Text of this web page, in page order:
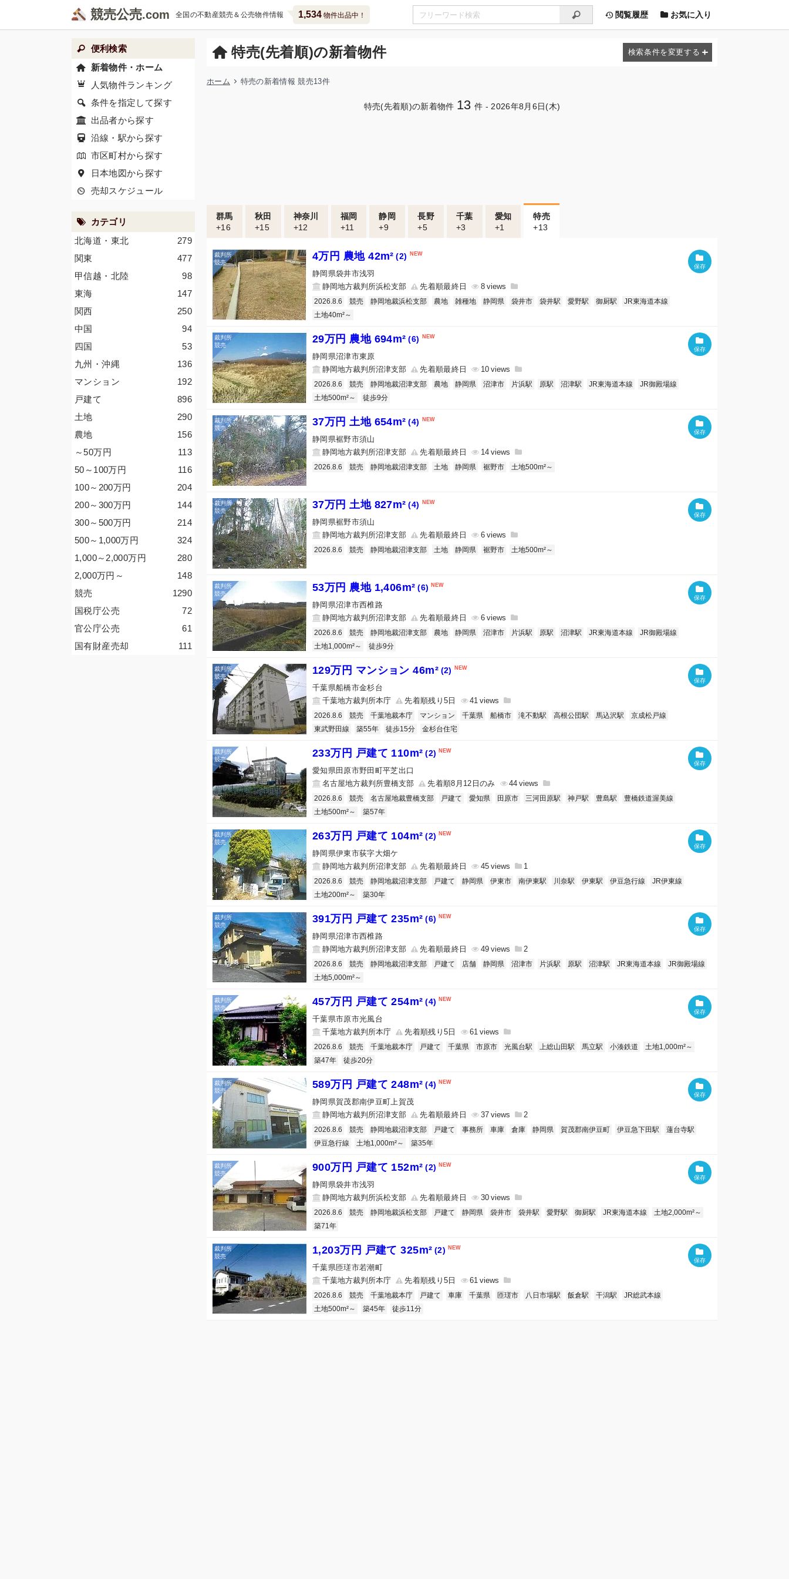
競売公売 全国の不動産競売＆公売物件情報 1,534物件出品中！ 閲覧履歴 お気に入り
特売(先着順)の新着物件
ホーム 特売の新着情報 競売13件
特売(先着順)の新着物件 13 件 -2026年8月6日(木)
群馬
+16
秋田
+15
神奈川
+12
福岡
+11
静岡
+9
長野
+5
千葉
+3
愛知
+1
特売
+13
4万円 農地 42m² (2)
静岡県袋井市浅羽
静岡地方裁判所浜松支部
先着順最終日 8
2026.8.6 競売 静岡地裁浜松支部 農地 雑種地 静岡県 袋井市 袋井駅 愛野駅 御厨駅
JR東海道本線
土地40m²～
29万円 農地 694m² (6)
静岡県沼津市東原
静岡地方裁判所沼津支部
先着順最終日 10
2026.8.6 競売 静岡地裁沼津支部 農地 静岡県 沼津市 片浜駅 原駅 沼津駅 JR東海道本線
JR御殿場線
土地500m²～
徒歩9分
37万円 土地 654m² (4)
静岡県裾野市須山
静岡地方裁判所沼津支部
先着順最終日 14
2026.8.6 競売 静岡地裁沼津支部 土地 静岡県 裾野市 土地500m²～
37万円 土地 827m² (4)
静岡県裾野市須山
静岡地方裁判所沼津支部
先着順最終日 6
2026.8.6 競売 静岡地裁沼津支部 土地 静岡県 裾野市 土地500m²～
53万円 農地 1,406m² (6)
静岡県沼津市西椎路
静岡地方裁判所沼津支部
先着順最終日 6
2026.8.6 競売 静岡地裁沼津支部 農地 静岡県 沼津市 片浜駅 原駅 沼津駅 JR東海道本線
JR御殿場線
土地1,000m²～
徒歩9分
129万円 マンション 46m² (2)
千葉県船橋市金杉台
千葉地方裁判所本庁
先着順残り5日 41
2026.8.6 競売 千葉地裁本庁 マンション 千葉県 船橋市 滝不動駅 高根公団駅 馬込沢駅
京成松戸線
東武野田線
築55年 徒歩15分 金杉台住宅
233万円 戸建て 110m² (2)
愛知県田原市野田町平芝出口
名古屋地方裁判所豊橋支部
先着順8月12日のみ 44
2026.8.6 競売 名古屋地裁豊橋支部 戸建て 愛知県 田原市 三河田原駅 神戸駅 豊島駅
豊橋鉄道渥美線
土地500m²～
築57年
263万円 戸建て 104m² (2)
静岡県伊東市荻字大畑ケ
静岡地方裁判所沼津支部
先着順最終日 45 1
2026.8.6 競売 静岡地裁沼津支部 戸建て 静岡県 伊東市 南伊東駅 川奈駅 伊東駅 伊豆急行線
JR伊東線
土地200m²～
築30年
391万円 戸建て 235m² (6)
静岡県沼津市西椎路
静岡地方裁判所沼津支部
先着順最終日 49 2
2026.8.6 競売 静岡地裁沼津支部 戸建て 店舗 静岡県 沼津市 片浜駅 原駅 沼津駅 JR東海道本線
JR御殿場線
土地5,000m²～
457万円 戸建て 254m² (4)
千葉県市原市光風台
千葉地方裁判所本庁
先着順残り5日 61
2026.8.6 競売 千葉地裁本庁 戸建て 千葉県 市原市 光風台駅 上総山田駅 馬立駅 小湊鉄道
土地1,000m²～
築47年
徒歩20分
589万円 戸建て 248m² (4)
静岡県賀茂郡南伊豆町上賀茂
静岡地方裁判所沼津支部
先着順最終日 37 2
2026.8.6 競売 静岡地裁沼津支部 戸建て 事務所 車庫 倉庫 静岡県 賀茂郡南伊豆町 伊豆急下田駅
蓮台寺駅
伊豆急行線
土地1,000m²～ 築35年
900万円 戸建て 152m² (2)
静岡県袋井市浅羽
静岡地方裁判所浜松支部
先着順最終日 30
2026.8.6 競売 静岡地裁浜松支部 戸建て 静岡県 袋井市 袋井駅 愛野駅 御厨駅 JR東海道本線
土地2,000m²～
築71年
1,203万円 戸建て 325m² (2)
千葉県匝瑳市若潮町
千葉地方裁判所本庁
先着順残り5日 61
2026.8.6 競売 千葉地裁本庁 戸建て 車庫 千葉県 匝瑳市 八日市場駅 飯倉駅 干潟駅
JR総武本線
土地500m²～
築45年 徒歩11分
便利検索
新着物件・ホーム
人気物件ランキング
条件を指定して探す
出品者から探す
沿線・駅から探す
市区町村から探す
日本地図から探す
売却スケジュール
カテゴリ
279
北海道・東北
477
関東
98
甲信越・北陸
147
東海
250
関西
94
中国
53
四国
136
九州・沖縄
192
マンション
896
戸建て
290
土地
156
農地
113
～50万円
116
50～100万円
204
100～200万円
144
200～300万円
214
300～500万円
324
500～1,000万円
280
1,000～2,000万円
148
2,000万円 ～
1290
競売
72
国税庁公売
61
官公庁公売
111
国有財産売却